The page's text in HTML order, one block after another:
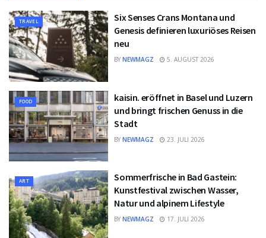
TRAVEL
Six Senses Crans Montana und
Genesis definieren luxuriöses Reisen
neu
BY NEWMAGZ 5. AUGUST 2026
FOOD
kaisin. eröffnet in Basel und Luzern
und bringt frischen Genuss in die
Stadt
BY NEWMAGZ 23. JULI 2026
ART
Sommerfrische in Bad Gastein:
Kunstfestival zwischen Wasser,
Natur und alpinem Lifestyle
BY NEWMAGZ 17. JULI 2026